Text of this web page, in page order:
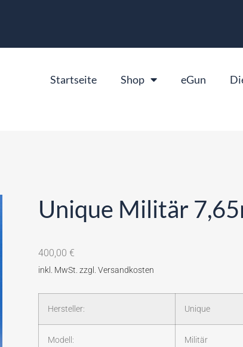
Startseite Shop eGun
Unique Militär
400,00 €
Hersteller: Unique
Modell: Militär